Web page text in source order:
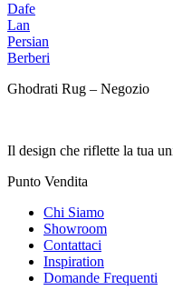
Dafe
Lan
Persian
Berberi
Ghodrati Rug – Negozio
Il design che riflette la tua
Punto Vendita
Chi Siamo
Showroom
Contattaci
Inspiration
Domande Frequenti